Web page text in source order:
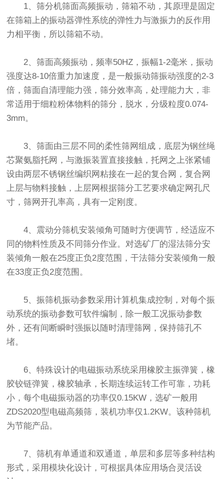
1、 筛分机筛面高频振动，筛箱不动，其原理是固定
在筛箱上的振动器弹性系统的弹性力与激振力的反作用
力相平衡，所以筛箱不动。
2、筛面高频振动，频率50HZ，振幅1-2毫米，振动
强度达8-10倍重力加速度，是一般振动筛振动强度的2-3
倍，筛面自清理能力强，筛分效率高，处理能力大，非
常适用于细粒粉体物料的筛分，脱水，分级粒度0.074-
3mm。
3、筛面由三层不同的柔性筛网组成，底层为钢丝绳
芯聚氨脂托网，与激振装置直接接触，托网之上张紧铺
设由两层不锈钢丝编织网粘接在一起的复合网，复合网
上层与物料接触，上层网根据筛分工艺要求确定网孔尺
寸，筛网开孔率高，具有一定刚度。
4、震动分筛机安装倾角可随时方便调节，经适应不
同的物料性质及不同筛分作业。对选矿厂的湿法筛分安
装倾角一般在25度正负2度范围，干法筛分安装倾角一般
在33度正负2度范围。
5、振筛机振动参数采用计算机集成控制，对每个振
动系统的振动参数可软件编制，除一般工况振动参数
外，还有间断瞬时强振以随时清理筛网，保持筛孔不
堵。
6、特殊设计的电磁振动系统采用橡胶主振弹簧，橡
胶铰链弹簧，橡胶轴承，长期连续运转工作可靠，功耗
小，每个电磁振动器的功率仅0.15KW，选矿一般用
ZDS2020型电磁高频筛，装机功率仅1.2KW。该种筛机
为节能产品。
7、筛机有单通道和双通道，单层和多层等多种结构
形式，采用模块化设计，可根据具体应用场合灵活设